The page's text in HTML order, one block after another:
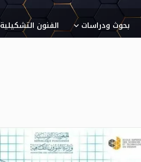
بحوث ودراسات الفنون التشكيلية